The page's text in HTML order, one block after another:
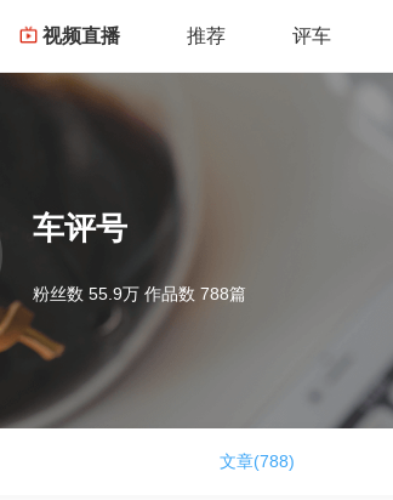
视频直播 推荐 评车
车评号
粉丝数 55.9万 作品数 788篇
文章(788)